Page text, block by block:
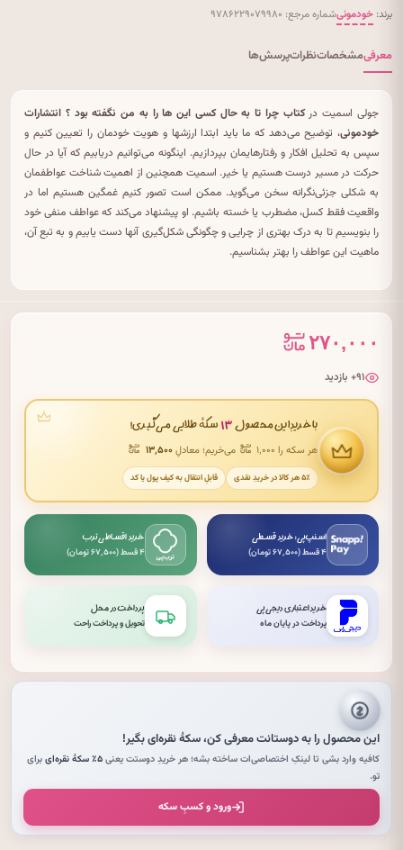
برند: خودمونیشماره مرجع: ۹۷۸۶۲۲۹۰۷۹۹۸۰
معرفیمشخصاتنظراتپرسش‌ها
جولی اسمیت درکتاب چرا تا به حال کسی این ها را به من نگفته بود ؟ انتشارات
خودمونی، توضیح می‌دهد که ما باید ابتدا ارزشها و هویت خودمان‌ را تعیین کنیم و
سپس به تحلیل افکار و رفتارهایمان‌ بپردازیم. اینگونه می‌توانیم دریابیم که آیا در حال
حرکت در مسیر درست هستیم یا خیر. اسمیت همچنین از اهمیت شناخت عواطفمان‌
به شکلی جزئی‌نگرانه سخن می‌گوید. ممکن است تصور کنیم غمگین هستیم اما در
واقعیت فقط کسل، مضطرب یا خسته باشیم. او پیشنهاد می‌کند که عواطف منفی خود
را بنویسیم تا به درک بهتری از چرایی و چگونگی شکل‌گیری آنها دست یابیم و به تبع آن،
ماهیت این عواطف را بهتر بشناسیم.
۲۷۰,۰۰۰
۹۱+ بازدید
با خریدِ این محصول ۱۳ سکهٔ طلایی می‌گیری!
هر سکه را ۱٬۰۰۰ می‌خریم؛ معادلِ۱۳٬۵۰۰
۵٪ هر کالا در خریدِ نقدی قابلِ انتقال به کیف پول یا کد
اسنپ‌پی: خرید قسطی
۴ قسط (۶۷٬۵۰۰ تومان)
خرید اقساطی ترب
۴ قسط (۶۷٬۵۰۰ تومان)
خرید اعتباری دیجی‌پی
پرداخت در پایان ماه
پرداخت در محل
تحویل و پرداخت راحت
این محصول را به دوستانت معرفی کن،سکهٔ نقره‌ایبگیر!
کافیه وارد بشی تا لینکِ اختصاصی‌ات ساخته بشه؛ هر خریدِ دوستت یعنی۵٪ سکهٔ نقره‌ای
برای
تو.
ورود و کسبِ سکه